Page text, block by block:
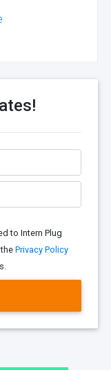
to Intern Plug
Privacy Policy